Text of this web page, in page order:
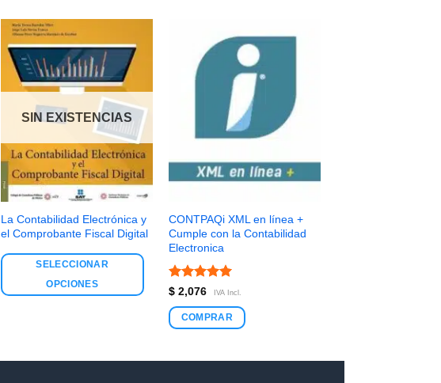
SIN EXISTENCIAS
La Contabilidad Electrónica y
el Comprobante Fiscal Digital
SELECCIONAR
OPCIONES
CONTPAQi XML en línea +
Cumple con la Contabilidad
Electronica
Valorado
$2,076 IVA Incl.
COMPRAR